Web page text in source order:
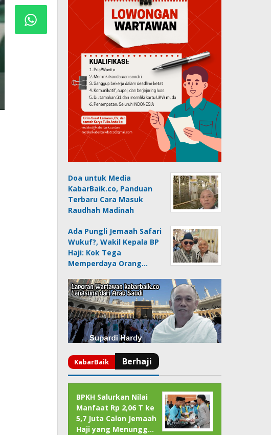
Doa untuk Media
KabarBaik.co, Panduan
Terbaru Cara Masuk
Raudhah Madinah
Ada Pungli Jemaah Safari
Wukuf?, Wakil Kepala BP
Haji: Kok Tega
Memperdaya Orang…
BPKH Salurkan Nilai
Manfaat Rp 2,06 T ke
5,7 Juta Calon Jemaah
Haji yang Menungg…